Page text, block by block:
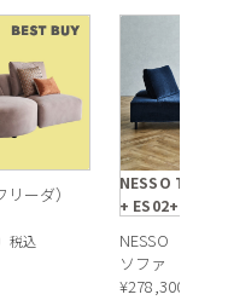
リーダ）
税込
NESSO TYPE
+ ES02+ES01
NESSO（ネッ
ソファ TYPE
D（本体：
¥278,300